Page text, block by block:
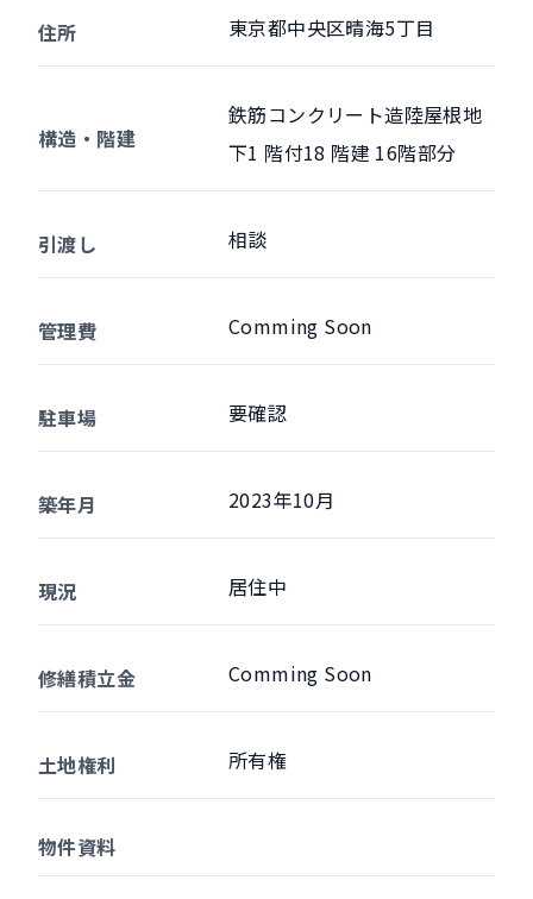
住所 東京都中央区晴海5丁目
構造・階建
鉄筋コンクリート造陸屋根地
下1 階付18 階建 16階部分
引渡し 相談
管理費 Comming Soon
駐車場 要確認
築年月 2023年10月
現況 居住中
修繕積立金 Comming Soon
土地権利 所有権
物件資料